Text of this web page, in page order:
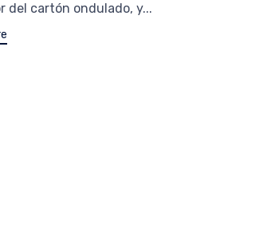
del cartón ondulado, y...